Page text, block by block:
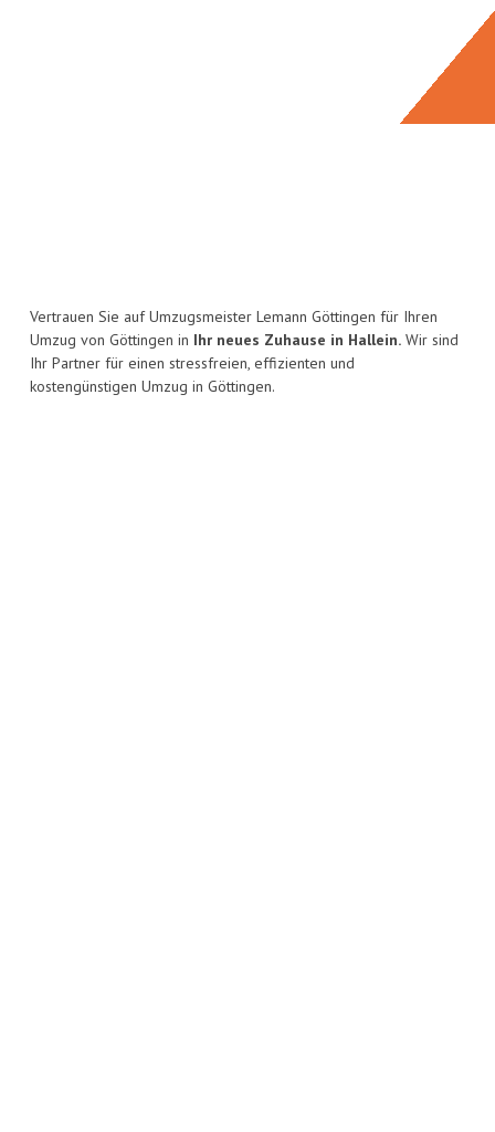
Vertrauen Sie auf Umzugsmeister Lemann Göttingen für Ihren
Umzug von Göttingen in Ihr neues Zuhause in Hallein. Wir sind
Ihr Partner für einen stressfreien, effizienten und
kostengünstigen Umzug in Göttingen.